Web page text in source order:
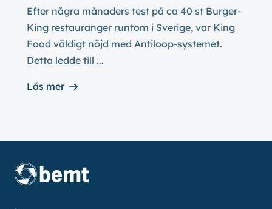
Efter några månaders test på ca 40 st Burger-
King restauranger runtom i Sverige, var King
Food väldigt nöjd med Antiloop-systemet.
Detta ledde till ...
Läs mer